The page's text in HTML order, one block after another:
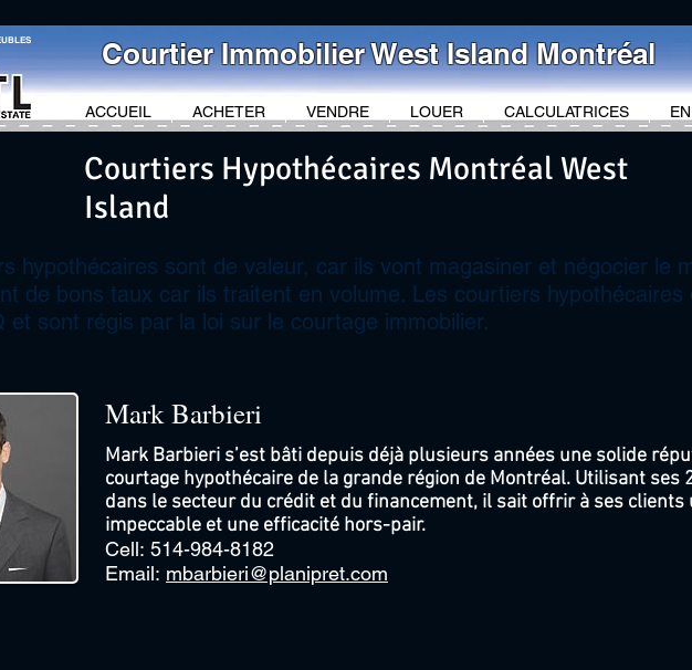
ACCUEIL ACHETER VENDRE LOUER CALCULATRICES EN
Courtier Immobilier West Island Montréal
Courtiers Hypothécaires Montréal West
Island
hypothécaires sont de valeur, car ils vont magasiner et négocier le
de bons taux car ils traitent en volume. Les courtiers
et sont régis par la loi sur le courtage immobilier.
Mark Barbieri
Mark Barbieri s’est bâti depuis déjà plusieurs années une solide
courtage hypothécaire de la grande région de Montréal. Utilisant ses
dans le secteur du crédit et du financement, il sait offrir à ses clients
impeccable et une efficacité hors-pair.
Cell: 514-984-8182
Email: mbarbieri@planipret.com